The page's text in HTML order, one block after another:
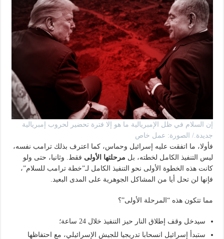
إن السلام في ظل الإمبريالية ما هو إلا فترة تحضير لحروب إمبريالية
جديدة./ الصورة: عمل خاص
فأولا، ما اتفقت عليه إسرائيل وحماس، كما اعترف بذلك ترامب نفسه،
ليس التنفيذ الكامل لخطته، بل مرحلتها الأولى فقط. وثانيا، حتى ولو
كانت هذه الخطوة الأولى نحو التنفيذ الكامل لـ”خطة ترامب للسلام”،
فإنها لن تحل أيا من المشاكل الجوهرية على المدى البعيد.
مما تتكون هذه “المرحلة الأولى”؟
سيدخل وقف إطلاق النار حيز التنفيذ خلال 24 ساعة؛
ستبدأ إسرائيل انسحابا تدريجيا للجيش الإسرائيلي، مع احتفاظها